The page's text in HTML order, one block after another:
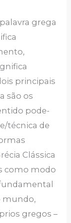
grega
principais
são os
pode-
técnica de
Clássica
como modo
mundo,
gregos –